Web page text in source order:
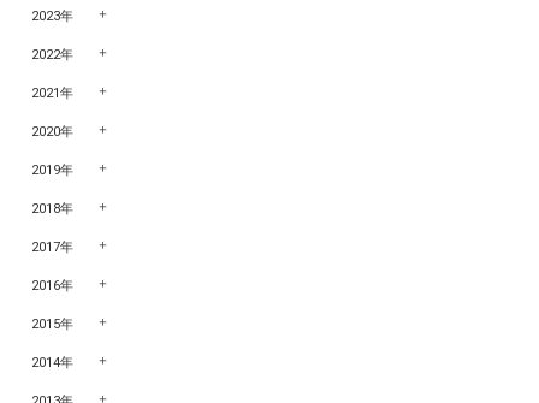
2023年
2022年
2021年
2020年
2019年
2018年
2017年
2016年
2015年
2014年